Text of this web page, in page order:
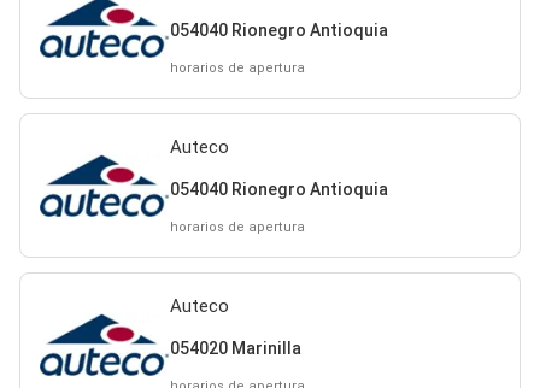
054040 Rionegro Antioquia
horarios de apertura
Auteco
054040 Rionegro Antioquia
horarios de apertura
Auteco
054020 Marinilla